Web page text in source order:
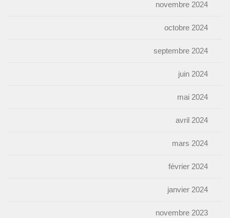
novembre 2024
octobre 2024
septembre 2024
juin 2024
mai 2024
avril 2024
mars 2024
février 2024
janvier 2024
novembre 2023